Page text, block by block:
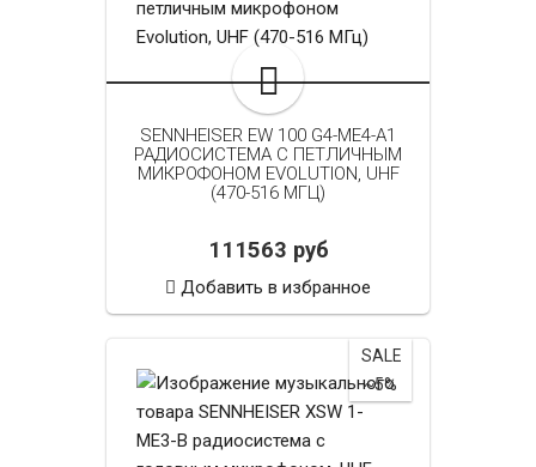
SENNHEISER EW 100 G4-ME4-A1
РАДИОСИСТЕМА С ПЕТЛИЧНЫМ
МИКРОФОНОМ EVOLUTION, UHF
(470-516 МГЦ)
111563 руб
Добавить в избранное
SALE
~5%